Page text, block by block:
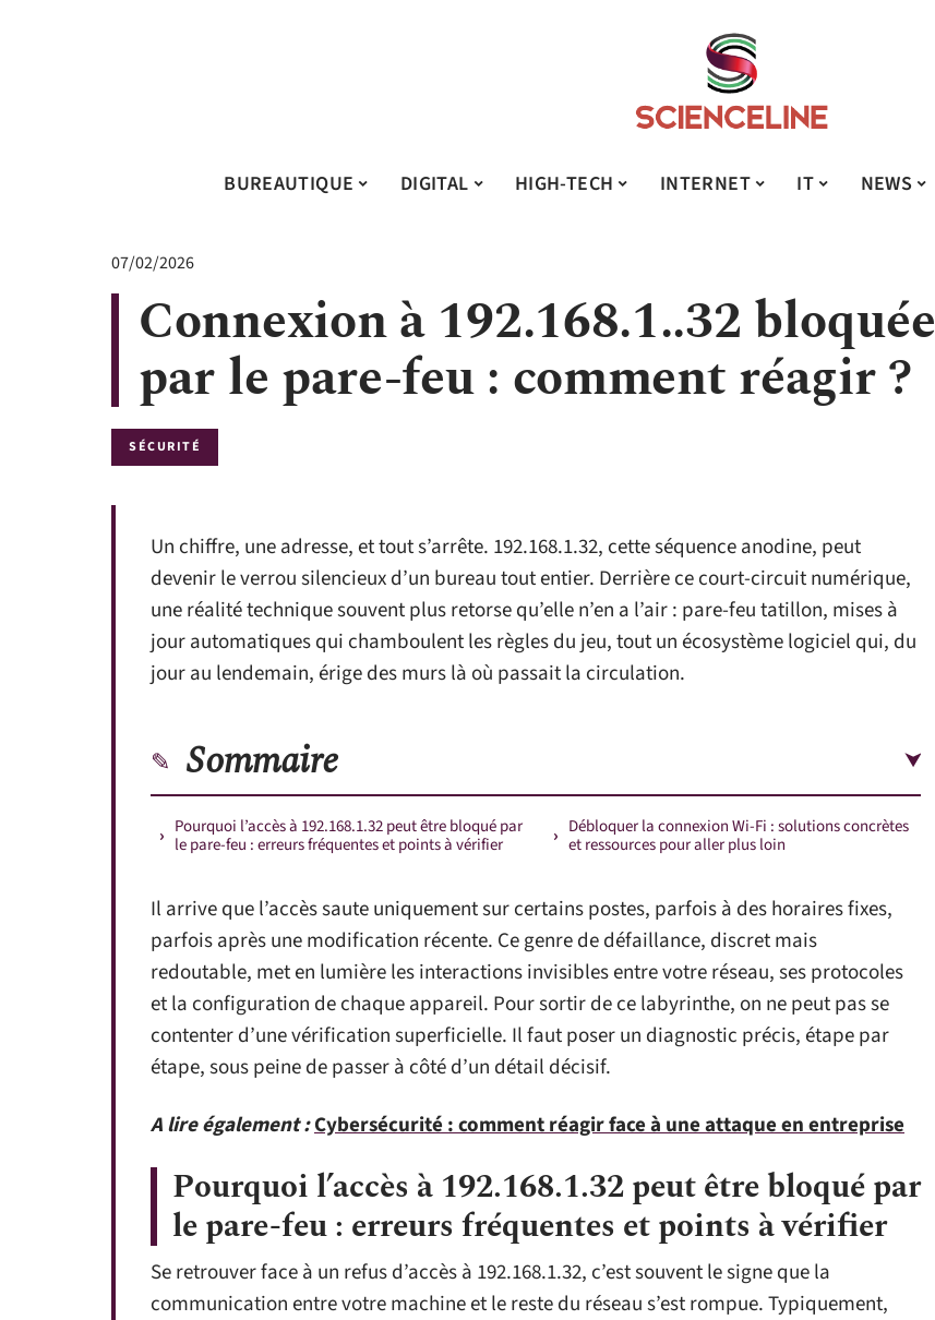
BUREAUTIQUE DIGITAL HIGH-TECH INTERNET IT NEWS
07/02/2026
Connexion à 192.168.1..32 bloquée
par le pare-feu : comment réagir ?
SÉCURITÉ
Un chiffre, une adresse, et tout s’arrête. 192.168.1.32, cette séquence anodine, peut
devenir le verrou silencieux d’un bureau tout entier. Derrière ce court-circuit numérique,
une réalité technique souvent plus retorse qu’elle n’en a l’air : pare-feu tatillon, mises à
jour automatiques qui chamboulent les règles du jeu, tout un écosystème logiciel qui, du
jour au lendemain, érige des murs là où passait la circulation.
Sommaire
Pourquoi l’accès à 192.168.1.32 peut être bloqué par
le pare-feu : erreurs fréquentes et points à vérifier
Débloquer la connexion Wi-Fi : solutions concrètes
et ressources pour aller plus loin
Il arrive que l’accès saute uniquement sur certains postes, parfois à des horaires fixes,
parfois après une modification récente. Ce genre de défaillance, discret mais
redoutable, met en lumière les interactions invisibles entre votre réseau, ses protocoles
et la configuration de chaque appareil. Pour sortir de ce labyrinthe, on ne peut pas se
contenter d’une vérification superficielle. Il faut poser un diagnostic précis, étape par
étape, sous peine de passer à côté d’un détail décisif.
A lire également :Cybersécurité : comment réagir face à une attaque en entreprise
Pourquoi l’accès à 192.168.1.32 peut être bloqué par
le pare-feu : erreurs fréquentes et points à vérifier
Se retrouver face à un refus d’accès à 192.168.1.32, c’est souvent le signe que la
communication entre votre machine et le reste du réseau s’est rompue. Typiquement,